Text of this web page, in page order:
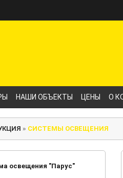
НАШИ ОБЪЕКТЫ ЦЕНЫ О
» СИСТЕМЫ ОСВЕЩЕНИЯ
освещения "Парус"